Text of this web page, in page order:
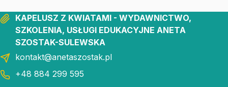
KAPELUSZ Z KWIATAMI - WYDAWNICTWO,
SZKOLENIA, USŁUGI EDUKACYJNE ANETA
SZOSTAK-SULEWSKA
kontakt@anetaszostak.pl
+48 884 299 595